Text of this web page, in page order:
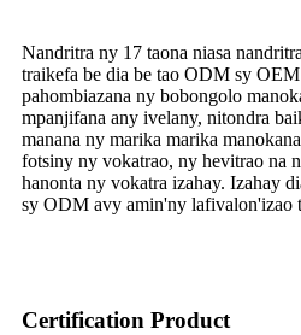
Nandritra ny 17 taona niasa
traikefa be dia be tao ODM sy
pahombiazana ny bobongolo
mpanjifana any ivelany, nitondra
manana ny marika marika
fotsiny ny vokatrao, ny hevitrao na
hanonta ny vokatra izahay. Izahay
sy ODM avy amin'ny lafivalon'izao
Certification Product